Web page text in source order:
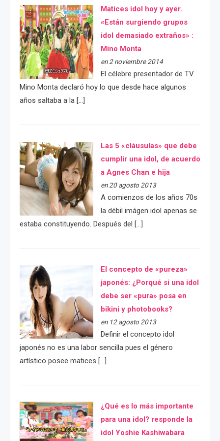
Matices idol hoy y ayer.
«Están surgiendo grupos
idol demasiado extraños» :
Mino Monta
en 2 noviembre 2014
El célebre presentador de TV
Mino Monta declaró hoy lo que desde hace algunos
años saltaba a la […]
Las 5 «cláusulas» que debe
cumplir una idol, de acuerdo
a Agnes Chan e hija
en 20 agosto 2013
A comienzos de los años 70s
la débil imágen idol apenas se
estaba constituyendo. Después del […]
El concepto de «pureza»
japonés: ¿Porqué si una idol
debe ser «pura» posa en
bikini y photobooks?
en 12 agosto 2013
Definir el concepto idol
japonés no es una labor sencilla pues el género
artístico posee matices […]
¿Qué es lo más importante
para una idol? responde la
idol Yoshie Kashiwabara